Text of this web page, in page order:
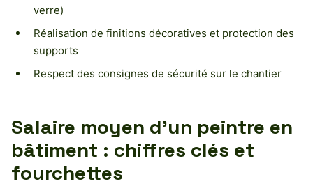
verre)
Réalisation de finitions décoratives et protection des
supports
Respect des consignes de sécurité sur le chantier
Salaire moyen d’un peintre en
bâtiment : chiffres clés et
fourchettes